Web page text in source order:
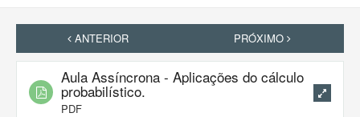
ANTERIOR PRÓXIMO
Aula Assíncrona - Aplicações do cálculo
probabilístico.
PDF